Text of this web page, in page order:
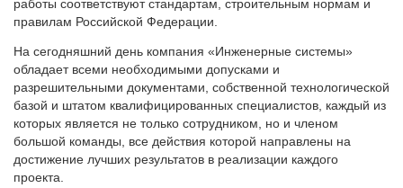
работы соответствуют стандартам, строительным нормам и
правилам Российской Федерации.
На сегодняшний день компания «Инженерные системы»
обладает всеми необходимыми допусками и
разрешительными документами, собственной технологической
базой и штатом квалифицированных специалистов, каждый из
которых является не только сотрудником, но и членом
большой команды, все действия которой направлены на
достижение лучших результатов в реализации каждого
проекта.